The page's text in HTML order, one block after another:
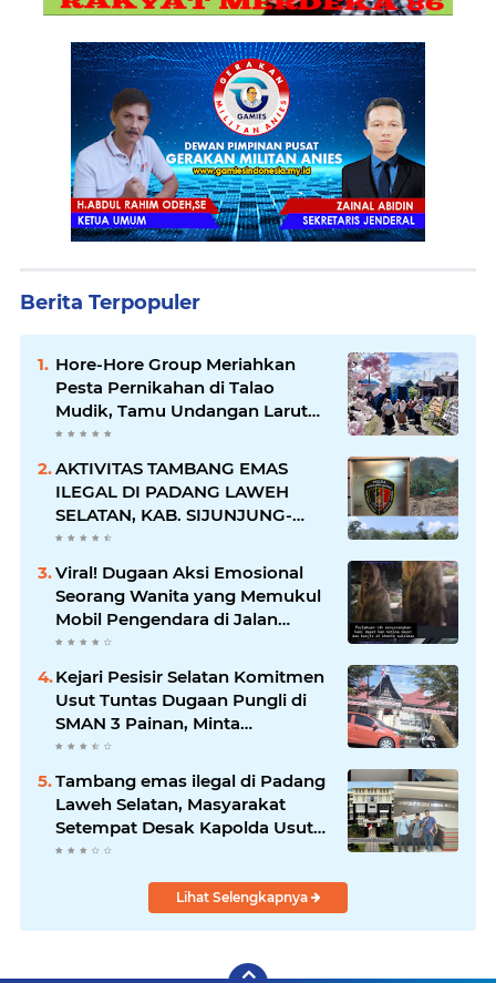
Berita Terpopuler
Hore-Hore Group Meriahkan
Pesta Pernikahan di Talao
Mudik, Tamu Undangan Larut
dalam Suasana Penuh
AKTIVITAS TAMBANG EMAS
ILEGAL DI PADANG LAWEH
SELATAN, KAB. SIJUNJUNG-
SUMBAR SEMAKIN
MERAJALELA
Viral! Dugaan Aksi Emosional
Seorang Wanita yang Memukul
Mobil Pengendara di Jalan
Khatib Sulaiman
Kejari Pesisir Selatan Komitmen
Usut Tuntas Dugaan Pungli di
SMAN 3 Painan, Minta
Inspektorat Sumbar Lakukan
Pemeriksaan
Tambang emas ilegal di Padang
Laweh Selatan, Masyarakat
Setempat Desak Kapolda Usut
Tuntas
Lihat Selengkapnya